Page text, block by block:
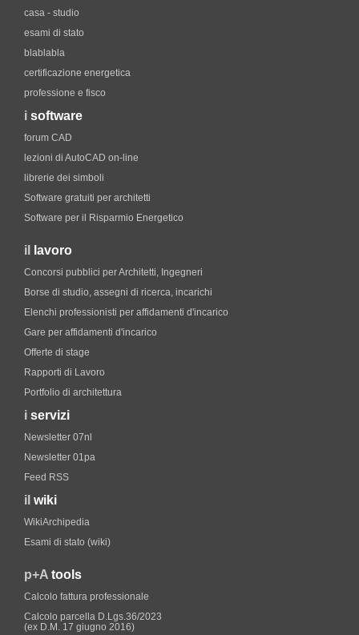
casa - studio
esami di stato
blablabla
certificazione energetica
professione e fisco
i software
forum CAD
lezioni di AutoCAD on-line
librerie dei simboli
Software gratuiti per architetti
Software per il Risparmio Energetico
il lavoro
Concorsi pubblici per Architetti, Ingegneri
Borse di studio, assegni di ricerca, incarichi
Elenchi professionisti per affidamenti d'incarico
Gare per affidamenti d'incarico
Offerte di stage
Rapporti di Lavoro
Portfolio di architettura
i servizi
Newsletter 07nl
Newsletter 01pa
Feed RSS
il wiki
WikiArchipedia
Esami di stato (wiki)
p+A tools
Calcolo fattura professionale
Calcolo parcella D.Lgs.36/2023
(ex D.M. 17 giugno 2016)